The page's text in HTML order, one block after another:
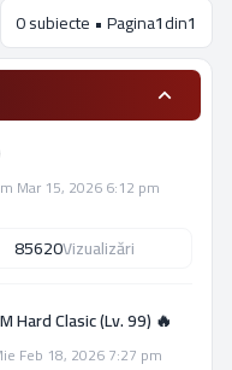
0 subiecte • Pagina1din1
Mar 15, 2026 6:12 pm
85620Vizualizări
Clasic (Lv. 99) 🔥
Feb 18, 2026 7:27 pm